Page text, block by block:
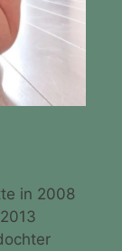
in 2008